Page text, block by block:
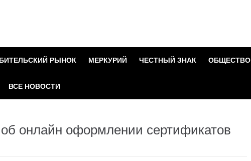
РЫНОК МЕРКУРИЙ ЧЕСТНЫЙ ЗНАК ОБЩЕСТВО
ВСЕ НОВОСТИ
онлайн оформлении сертификатов